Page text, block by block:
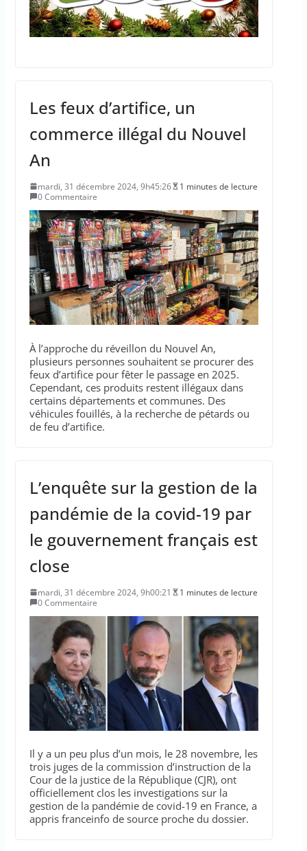
Les feux d’artifice, un
commerce illégal du Nouvel
An
mardi, 31 décembre 2024, 9h45:26
1 minutes de lecture
0 Commentaire
À l’approche du réveillon du Nouvel An,
plusieurs personnes souhaitent se procurer des
feux d’artifice pour fêter le passage en 2025.
Cependant, ces produits restent illégaux dans
certains départements et communes. Des
véhicules fouillés, à la recherche de pétards ou
de feu d’artifice.
L’enquête sur la gestion de la
pandémie de la covid-19 par
le gouvernement français est
close
mardi, 31 décembre 2024, 9h00:21
1 minutes de lecture
0 Commentaire
Il y a un peu plus d’un mois, le 28 novembre, les
trois juges de la commission d’instruction de la
Cour de la justice de la République (CJR), ont
officiellement clos les investigations sur la
gestion de la pandémie de covid-19 en France, a
appris franceinfo de source proche du dossier.